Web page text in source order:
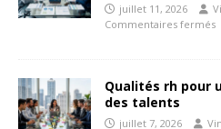
juillet 11, 2026
Commentaires fermés
Qualités rh pour
des talents
juillet 7, 2026